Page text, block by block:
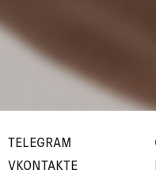
TELEGRAM
VKONTAKTE